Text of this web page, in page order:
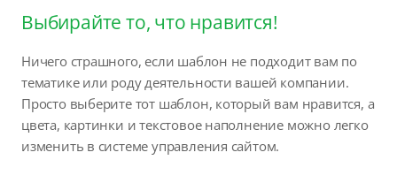
Выбирайте то, что нравится!
Ничего страшного, если шаблон не подходит вам по
тематике или роду деятельности вашей компании.
Просто выберите тот шаблон, который вам нравится, а
цвета, картинки и текстовое наполнение можно легко
изменить в системе управления сайтом.